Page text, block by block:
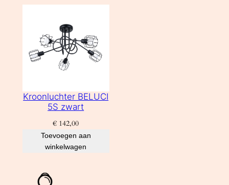
Kroonluchter BELUCI
5S zwart
€ 142,00
Toevoegen aan
winkelwagen